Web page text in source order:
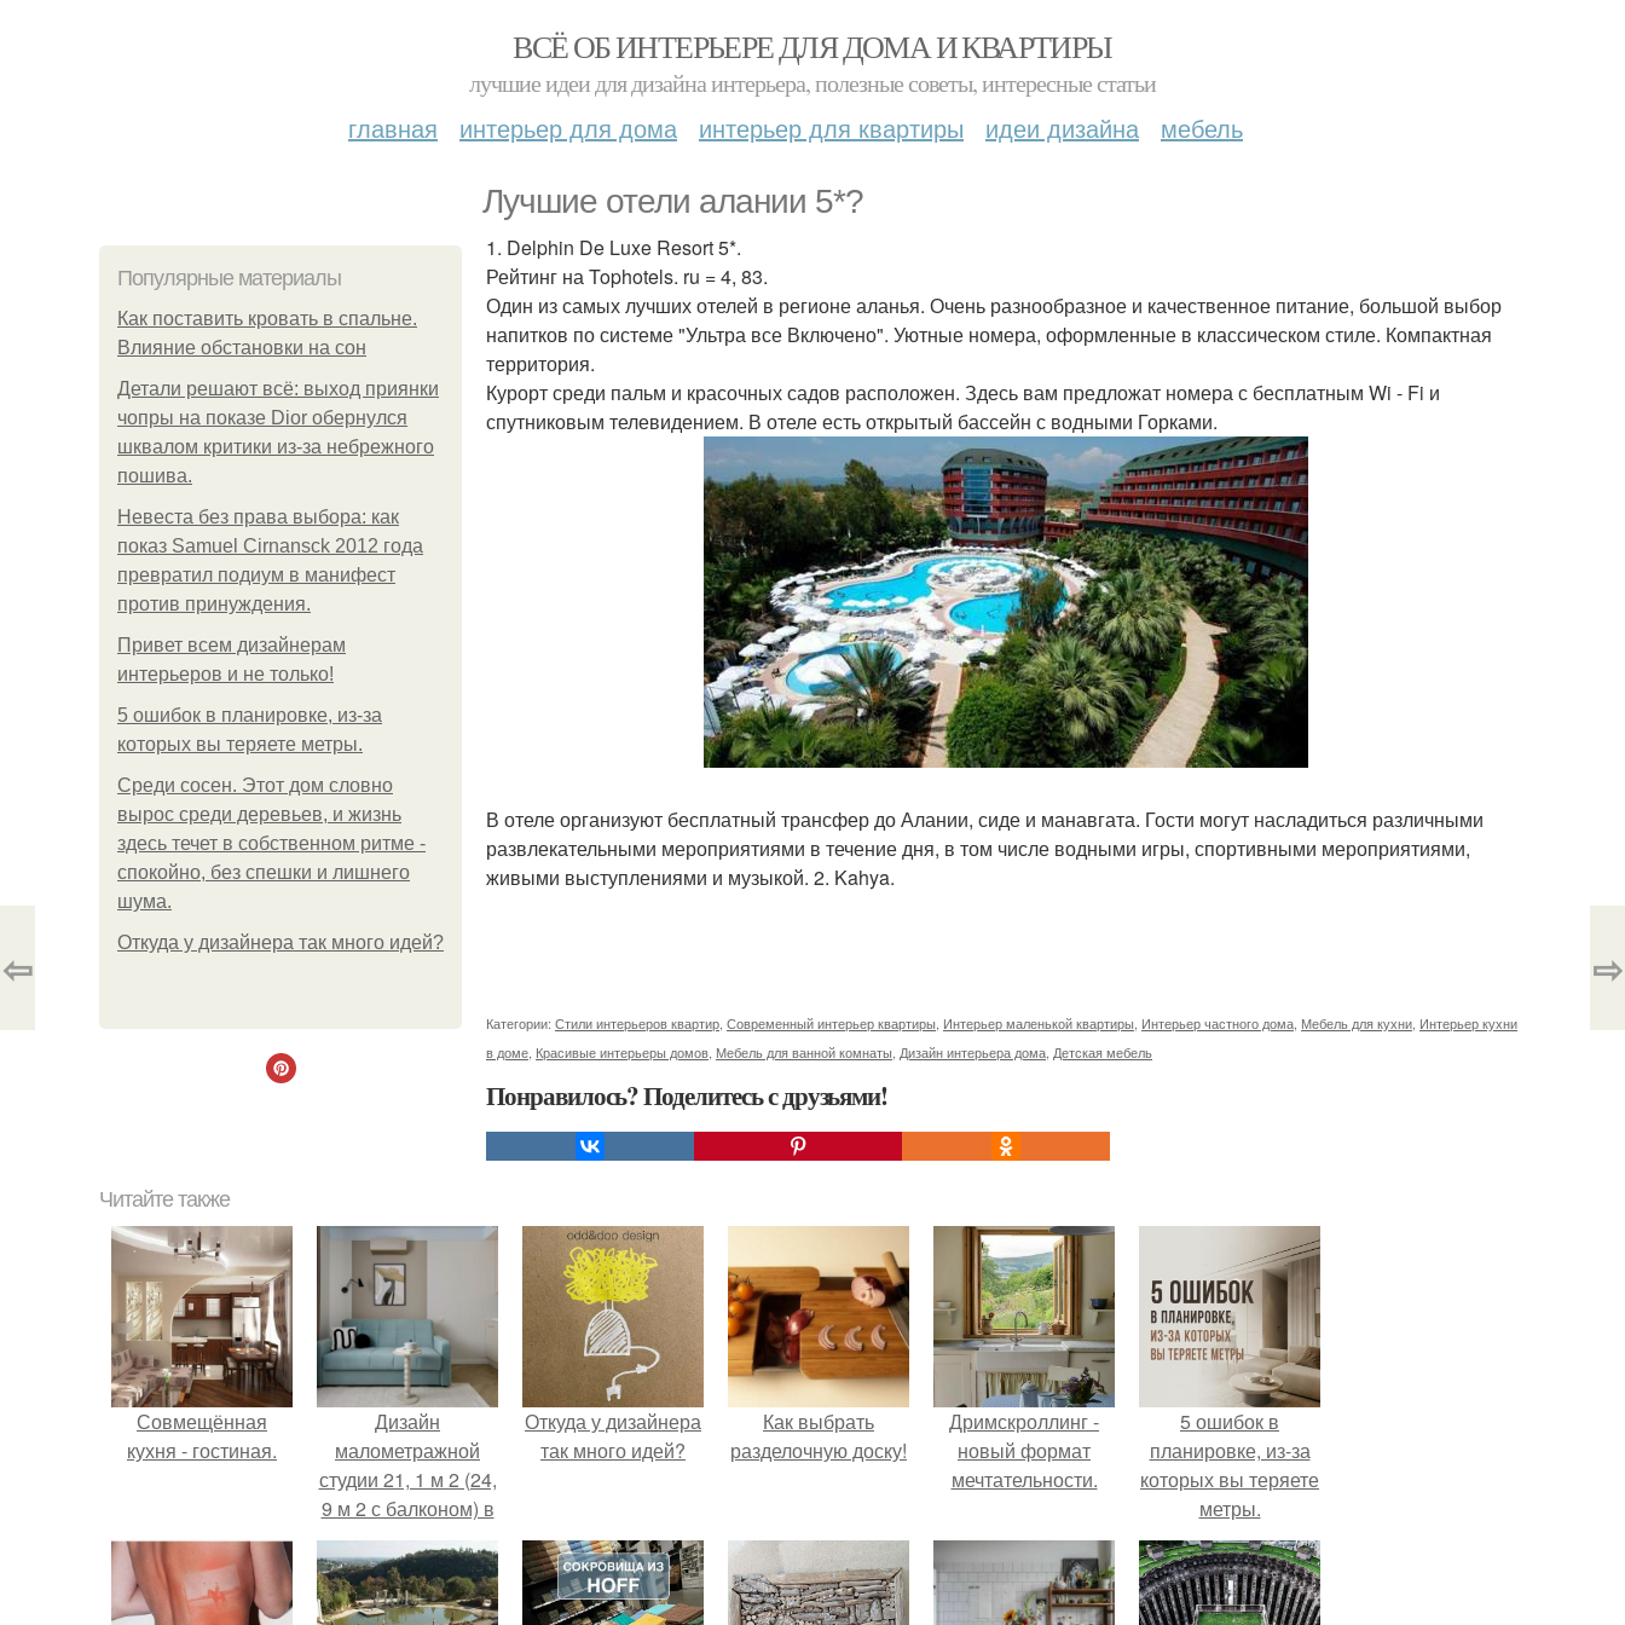
ВСЁ ОБ ИНТЕРЬЕРЕ ДЛЯ ДОМА И КВАРТИРЫ
лучшие идеи для дизайна интерьера, полезные советы, интересные статьи
главная интерьер для дома интерьер для квартиры идеи дизайна мебель
Лучшие отели алании 5*?
Популярные материалы
Как поставить кровать в спальне.
Влияние обстановки на сон
Детали решают всё: выход приянки
чопры на показе Dior обернулся
шквалом критики из-за небрежного
пошива.
Невеста без права выбора: как
показ Samuel Cirnansck 2012 года
превратил подиум в манифест
против принуждения.
Привет всем дизайнерам
интерьеров и не только!
5 ошибок в планировке, из-за
которых вы теряете метры.
Среди сосен. Этот дом словно
вырос среди деревьев, и жизнь
здесь течет в собственном ритме -
спокойно, без спешки и лишнего
шума.
Откуда у дизайнера так много идей?
1. Delphin De Luxe Resort 5*.
Рейтинг на Tophotels. ru = 4, 83.
Один из самых лучших отелей в регионе аланья. Очень разнообразное и качественное питание, большой выбор
напитков по системе "Ультра все Включено". Уютные номера, оформленные в классическом стиле. Компактная
территория.
Курорт среди пальм и красочных садов расположен. Здесь вам предложат номера с бесплатным Wi - Fi и
спутниковым телевидением. В отеле есть открытый бассейн с водными Горками.
В отеле организуют бесплатный трансфер до Алании, сиде и манавгата. Гости могут насладиться различными
развлекательными мероприятиями в течение дня, в том числе водными игры, спортивными мероприятиями,
живыми выступлениями и музыкой. 2. Kahya.
Категории: Стили интерьеров квартир Современный интерьер квартиры Интерьер маленькой квартиры Интерьер частного дома Мебель для кухни Интерьер кухни
в доме Красивые интерьеры домов Мебель для ванной комнаты Дизайн интерьера дома Детская мебель
Понравилось? Поделитесь с друзьями!
⇦ ⇨
Читайте также
Совмещённая
кухня - гостиная.
Дизайн
малометражной
студии 21, 1 м 2 (24,
9 м 2 с балконом) в
Краснодаре.
Откуда у дизайнера
так много идей?
Как выбрать
разделочную доску!
Дримскроллинг -
новый формат
мечтательности.
5 ошибок в
планировке, из-за
которых вы теряете
метры.